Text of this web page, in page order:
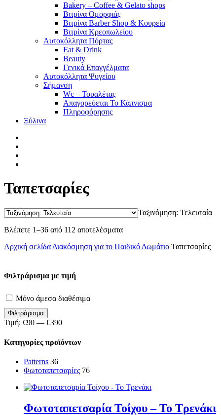
Bakery – Coffee & Gelato shops
Βιτρίνα Ομορφιάς
Βιτρίνα Barber Shop & Κουρεία
Βιτρίνα Κρεοπωλείου
Αυτοκόλλητα Πόρτας
Eat & Drink
Beauty
Γενικά Επαγγέλματα
Αυτοκόλλητα Ψυγείου
Σήμανση
Wc – Τουαλέτας
Απαγορεύεται Το Κάπνισμα
Πληροφόρησης
Ξύλινα
Ταπετσαρίες
Ταξινόμηση: Τελευταία
Βλέπετε 1–36 από 112 αποτελέσματαSorted
latest
Αρχική σελίδα Διακόσμηση για το Παιδικό Δωμάτιο Ταπετσαρίες
Φιλτράρισμα με τιμή
Μόνο άμεσα διαθέσιμα
Φιλτράρισμα
Τιμή: €90 — €390
Κατηγορίες προϊόντων
Patterns 36
Φωτοταπετσαρίες 76
Φωτοταπετσαρία Τοίχου – Το Τρενάκι